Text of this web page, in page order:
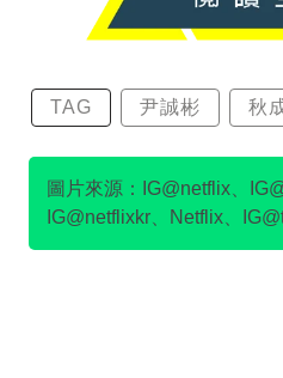
TAG 尹誠彬 秋
金民澈
圖片來源：IG@netflix、
IG@netflixkr、Netflix、